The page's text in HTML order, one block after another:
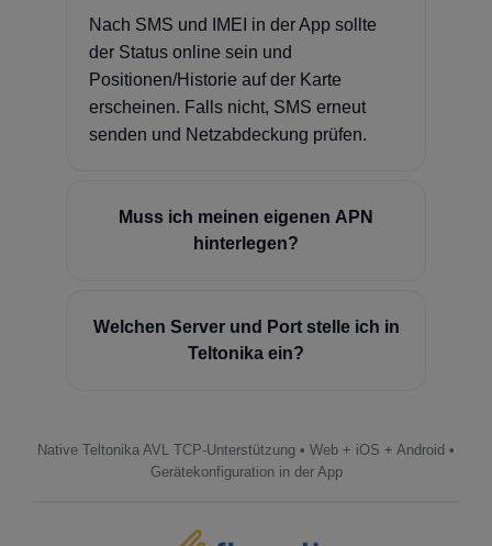
Nach SMS und IMEI in der App sollte
der Status online sein und
Positionen/Historie auf der Karte
erscheinen. Falls nicht, SMS erneut
senden und Netzabdeckung prüfen.
Muss ich meinen eigenen APN
hinterlegen?
Welchen Server und Port stelle ich in
Teltonika ein?
Native Teltonika AVL TCP-Unterstützung • Web + iOS + Android •
Gerätekonfiguration in der App